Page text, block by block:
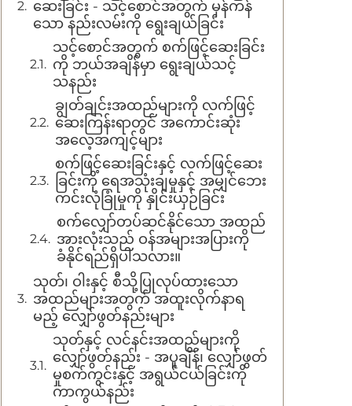
ဆေးခြင်း - သင့်စောင်အတွက် မှန်ကန်
သော နည်းလမ်းကို ရွေးချယ်ခြင်း
သင့်စောင်အတွက် စက်ဖြင့်ဆေးခြင်း
ကို ဘယ်အချိန်မှာ ရွေးချယ်သင့်
သနည်း
ချွတ်ချင်းအထည်များကို လက်ဖြင့်
ဆေးကြန်းရာတွင် အကောင်းဆုံး
အလေ့အကျင့်များ
စက်ဖြင့်ဆေးခြင်းနှင့် လက်ဖြင့်ဆေး
ခြင်းကို ရေအသုံးချမှုနှင့် အမျှင်ဘေး
ကင်းလုံခြုံမှုကို နှိုင်းယှဉ်ခြင်း
စက်လျှော်တပ်ဆင်နိုင်သော အထည်
အားလုံးသည် ဝန်အများအပြားကို
ခံနိုင်ရည်ရှိပါသလား။
သုတ်၊ ဝါးနှင့် စီသို့ပြုလုပ်ထားသော
အထည်များအတွက် အထူးလိုက်နာရ
မည့် လျှော်ဖွတ်နည်းများ
သုတ်နှင့် လင်နင်းအထည်များကို
လျှော်ဖွတ်နည်း - အပူချိန်၊ လျှော်ဖွတ်
မှုစက်ကွင်းနှင့် အရွယ်ငယ်ခြင်းကို
ကာကွယ်နည်း